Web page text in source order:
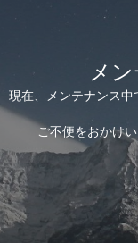
メ
現在、メンテナンス
ご不便をおかけ